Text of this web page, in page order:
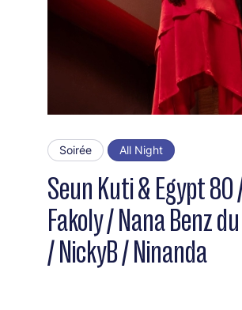
Soirée All Night
Seun Kuti & Egypt 80
Fakoly / Nana Benz
/ NickyB / Ninanda